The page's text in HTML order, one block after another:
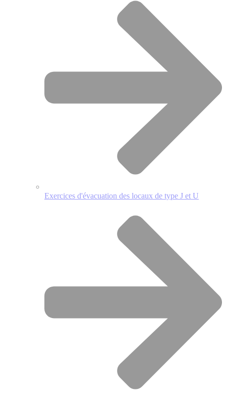
Exercices d'évacuation des locaux de type J et U